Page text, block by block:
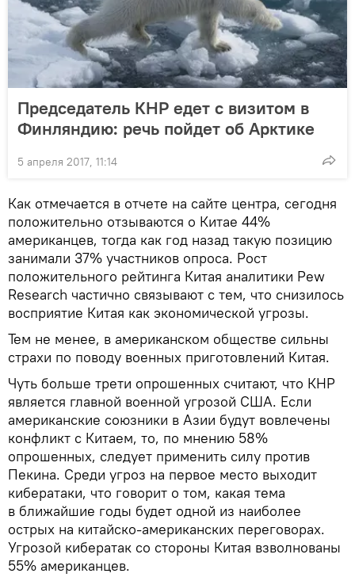
Председатель КНР едет с визитом в
Финляндию: речь пойдет об Арктике
5 апреля 2017, 11:14
Как отмечается в отчете на сайте центра, сегодня
положительно отзываются о Китае 44%
американцев, тогда как год назад такую позицию
занимали 37% участников опроса. Рост
положительного рейтинга Китая аналитики Pew
Research частично связывают с тем, что снизилось
восприятие Китая как экономической угрозы.
Тем не менее, в американском обществе сильны
страхи по поводу военных приготовлений Китая.
Чуть больше трети опрошенных считают, что КНР
является главной военной угрозой США. Если
американские союзники в Азии будут вовлечены
конфликт с Китаем, то, по мнению 58%
опрошенных, следует применить силу против
Пекина. Среди угроз на первое место выходит
кибератаки, что говорит о том, какая тема
в ближайшие годы будет одной из наиболее
острых на китайско-американских переговорах.
Угрозой кибератак со стороны Китая взволнованы
55% американцев.